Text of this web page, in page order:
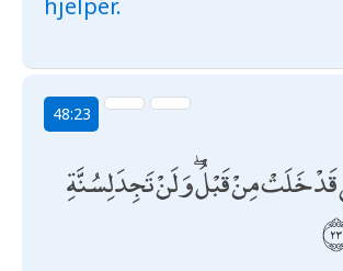
hjelper.
48:23
قَدْ خَلَتْ مِنْ قَبْلُ ۖ وَلَنْ تَجِدَ لِسُنَّةِ